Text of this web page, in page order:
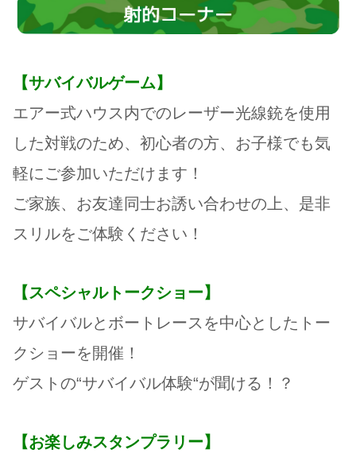
【サバイバルゲーム】
エアー式ハウス内でのレーザー光線銃を使用
した対戦のため、初心者の方、お子様でも気
軽にご参加いただけます！
ご家族、お友達同士お誘い合わせの上、是非
スリルをご体験ください！
【スペシャルトークショー】
サバイバルとボートレースを中心としたトー
クショーを開催！
ゲストの“サバイバル体験“が聞ける！？
【お楽しみスタンプラリー】